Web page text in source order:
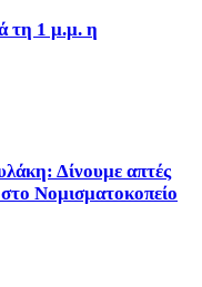
τη 1 μ.μ. η
Δίνουμε απτές
στο Νομισματοκοπείο